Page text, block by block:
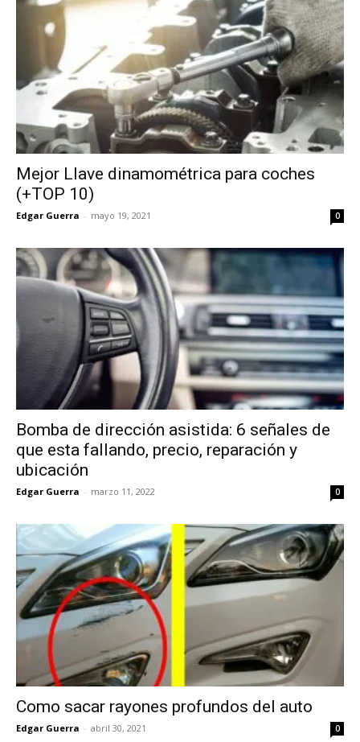
Mejor Llave dinamométrica para coches
(+TOP 10)
Edgar Guerra - mayo 19, 2021 0
Bomba de dirección asistida: 6 señales de
que esta fallando, precio, reparación y
ubicación
Edgar Guerra - marzo 11, 2022 0
Como sacar rayones profundos del auto
Edgar Guerra - abril 30, 2021 0